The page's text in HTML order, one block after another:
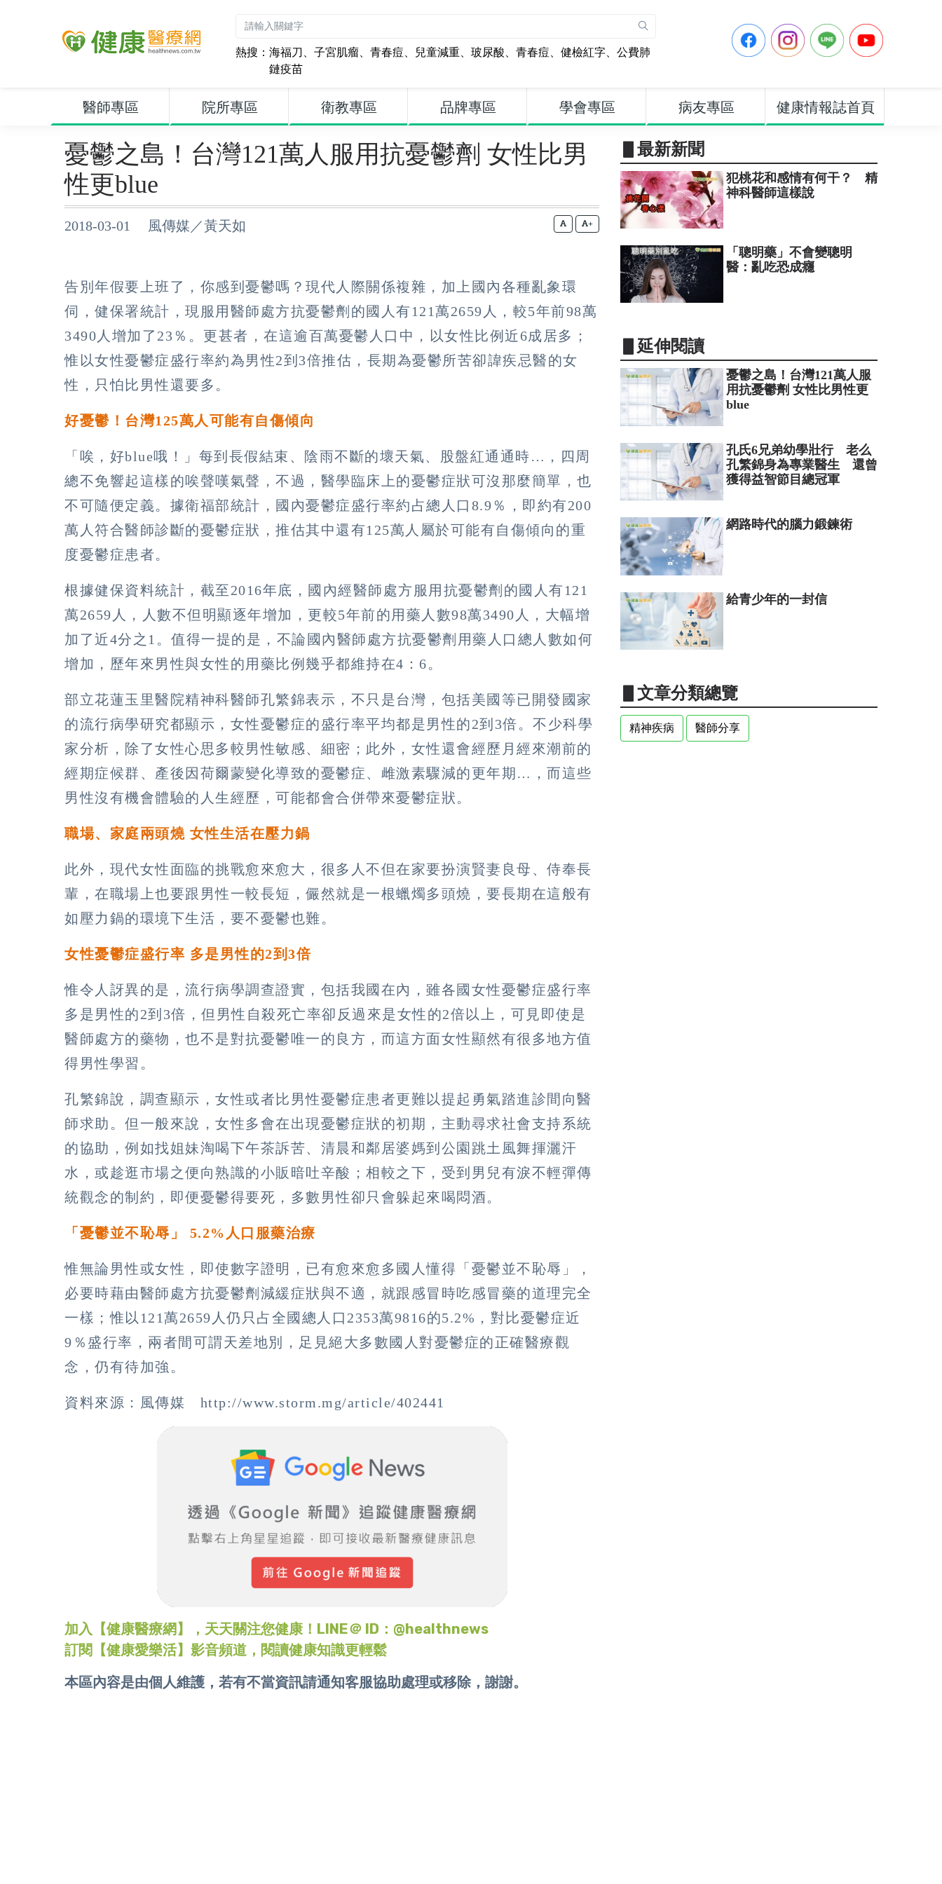
熱搜： 海福刀 、 子宮肌瘤、 青春痘、 兒童減重、 玻尿酸、 青春痘、 健檢紅字、 公費肺
鏈疫苗
醫師專區 院所專區 衛教專區 品牌專區 學會專區 病友專區 健康情報誌首頁
憂鬱之島！台灣121萬人服用抗憂鬱劑 女性比男
性更blue
2018-03-01 風傳媒／黃天如 +
告別年假要上班了，你感到憂鬱嗎？現代人際關係複雜，加上國內各種亂象環
伺，健保署統計，現服用醫師處方抗憂鬱劑的國人有121萬2659人，較5年前98萬
3490人增加了23％。更甚者，在這逾百萬憂鬱人口中，以女性比例近6成居多；
惟以女性憂鬱症盛行率約為男性2到3倍推估，長期為憂鬱所苦卻諱疾忌醫的女
性，只怕比男性還要多。
好憂鬱！台灣125萬人可能有自傷傾向
「唉，好blue哦！」每到長假結束、陰雨不斷的壞天氣、股盤紅通通時…，四周
總不免響起這樣的唉聲嘆氣聲，不過，醫學臨床上的憂鬱症狀可沒那麼簡單，也
不可隨便定義。據衛福部統計，國內憂鬱症盛行率約占總人口8.9％，即約有200
萬人符合醫師診斷的憂鬱症狀，推估其中還有125萬人屬於可能有自傷傾向的重
度憂鬱症患者。
根據健保資料統計，截至2016年底，國內經醫師處方服用抗憂鬱劑的國人有121
萬2659人，人數不但明顯逐年增加，更較5年前的用藥人數98萬3490人，大幅增
加了近4分之1。值得一提的是，不論國內醫師處方抗憂鬱劑用藥人口總人數如何
增加，歷年來男性與女性的用藥比例幾乎都維持在4：6。
部立花蓮玉里醫院精神科醫師孔繁錦表示，不只是台灣，包括美國等已開發國家
的流行病學研究都顯示，女性憂鬱症的盛行率平均都是男性的2到3倍。不少科學
家分析，除了女性心思多較男性敏感、細密；此外，女性還會經歷月經來潮前的
經期症候群、產後因荷爾蒙變化導致的憂鬱症、雌激素驟減的更年期…，而這些
男性沒有機會體驗的人生經歷，可能都會合併帶來憂鬱症狀。
職場、家庭兩頭燒 女性生活在壓力鍋
此外，現代女性面臨的挑戰愈來愈大，很多人不但在家要扮演賢妻良母、侍奉長
輩，在職場上也要跟男性一較長短，儼然就是一根蠟燭多頭燒，要長期在這般有
如壓力鍋的環境下生活，要不憂鬱也難。
女性憂鬱症盛行率 多是男性的2到3倍
惟令人訝異的是，流行病學調查證實，包括我國在內，雖各國女性憂鬱症盛行率
多是男性的2到3倍，但男性自殺死亡率卻反過來是女性的2倍以上，可見即使是
醫師處方的藥物，也不是對抗憂鬱唯一的良方，而這方面女性顯然有很多地方值
得男性學習。
孔繁錦說，調查顯示，女性或者比男性憂鬱症患者更難以提起勇氣踏進診間向醫
師求助。但一般來說，女性多會在出現憂鬱症狀的初期，主動尋求社會支持系統
的協助，例如找姐妹淘喝下午茶訴苦、清晨和鄰居婆媽到公園跳土風舞揮灑汗
水，或趁逛市場之便向熟識的小販暗吐辛酸；相較之下，受到男兒有淚不輕彈傳
統觀念的制約，即便憂鬱得要死，多數男性卻只會躲起來喝悶酒。
「憂鬱並不恥辱」 5.2%人口服藥治療
惟無論男性或女性，即使數字證明，已有愈來愈多國人懂得「憂鬱並不恥辱」，
必要時藉由醫師處方抗憂鬱劑減緩症狀與不適，就跟感冒時吃感冒藥的道理完全
一樣；惟以121萬2659人仍只占全國總人口2353萬9816的5.2%，對比憂鬱症近
9％盛行率，兩者間可謂天差地別，足見絕大多數國人對憂鬱症的正確醫療觀
念，仍有待加強。
資料來源：風傳媒 http://www.storm.mg/article/402441
加入【健康醫療網】，天天關注您健康！LINE＠ ID：@healthnews
訂閱【健康愛樂活】影音頻道，閱讀健康知識更輕鬆
本區內容是由個人維護，若有不當資訊請通知客服協助處理或移除，謝謝。
▋最新新聞
犯桃花和感情有何干？ 精
神科醫師這樣說
「聰明藥」不會變聰明
醫：亂吃恐成癮
▋延伸閱讀
憂鬱之島！台灣121萬人服
用抗憂鬱劑 女性比男性更
blue
孔氏6兄弟幼學壯行 老么
孔繁錦身為專業醫生 還曾
獲得益智節目總冠軍
網路時代的腦力鍛鍊術
給青少年的一封信
▋文章分類總覽
精神疾病 醫師分享